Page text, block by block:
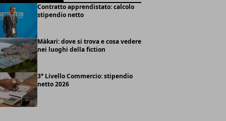
Contratto apprendistato: calcolo
stipendio netto
Màkari: dove si trova e cosa vedere
nei luoghi della fiction
3° Livello Commercio: stipendio
netto 2026